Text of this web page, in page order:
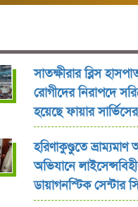
সাতক্ষীরার ব্লিস
রোগীদের নিরাপদে
হয়েছে ফায়ার সার্ভিসের
হরিণাকুণ্ডুতে
অভিযানে
ডায়াগনস্টিক সেন্টার